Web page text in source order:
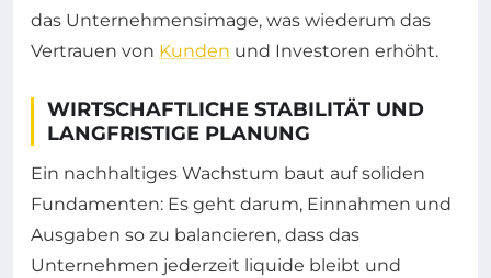
das Unternehmensimage, was wiederum das
Vertrauen von Kunden und Investoren erhöht.
WIRTSCHAFTLICHE STABILITÄT UND
LANGFRISTIGE PLANUNG
Ein nachhaltiges Wachstum baut auf soliden
Fundamenten: Es geht darum, Einnahmen und
Ausgaben so zu balancieren, dass das
Unternehmen jederzeit liquide bleibt und